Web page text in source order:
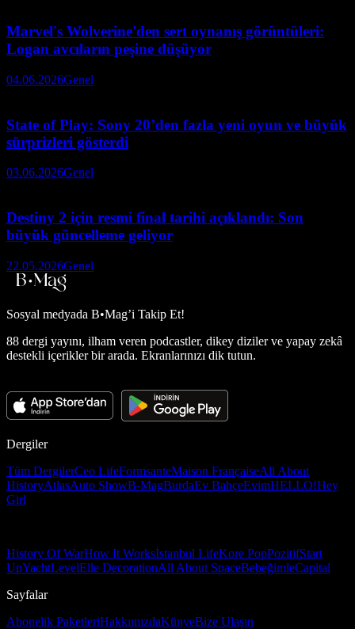
Marvel's Wolverine'den sert oynanış görüntüleri:
Logan avcıların peşine düşüyor
04.06.2026Genel
State of Play: Sony 20’den fazla yeni oyun ve büyük
sürprizleri gösterdi
03.06.2026Genel
Destiny 2 için resmi final tarihi açıklandı: Son
büyük güncelleme geliyor
22.05.2026Genel
Sosyal medyada B•Mag’i Takip Et!
88 dergi yayını, ilham veren podcastler, dikey diziler ve yapay zekâ
destekli içerikler bir arada. Ekranlarınızı dik tutun.
Dergiler
Tüm DergilerCeo LifeFormsanteMaison FrançaiseAll About
HistoryAtlasAuto ShowB-MagBurdaEv BahçeEvimHELLO!Hey
Girl
History Of WarHow It Worksİstanbul LifeKore PopPozitifStart
UpYachtLevelElle DecorationAll About SpaceBebeğimleCapital
Sayfalar
Abonelik PaketleriHakkımızdaKünyeBize Ulaşın